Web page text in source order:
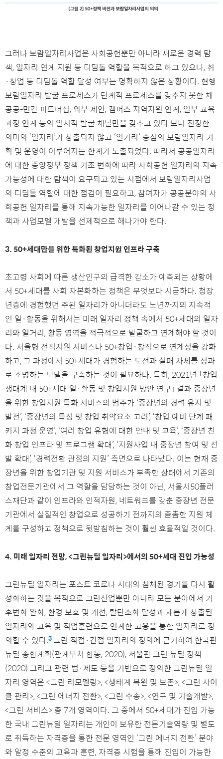
그러나 보람일자리사업은 사회공헌뿐만 아니라 새로운 경력 탐
색, 일자리 연계 지원 등 디딤돌 역할을 목적으로 하고 있으나, 취
·창업 등 디딤돌 역할 달성 여부는 명확하지 않은 상황이다. 현행
보람일자리 발굴 프로세스가 단계적 프로세스를 갖추지 못한 채
공공-민간 파트너십, 외부 제안, 캠퍼스 지역자원 연계, 일부 교육
과정 연계 등의 일시적 발굴 채널만을 갖추고 있다 보니 진정한
의미의 ‘일자리’가 창출되지 않고 ‘일거리’ 중심의 보람일자리 기
획 및 운영이 이루어지는 한계가 노출되었다. 따라서 공공일자리
에 대한 중앙정부 정책 기조 변화에 따라 사회공헌 일자리의 지속
가능성에 대한 탐색이 요구되고 있는 시점에서 보람일자리사업
의 디딤돌 역할에 대한 점검이 필요하고, 참여자가 공공분야의 사
회공헌 일자리를 통해 지속가능한 일자리를 이어나갈 수 있는 정
책과 사업모델 개발을 선제적으로 해나가야 한다.
3. 50+세대만을 위한 특화된 창업지원 인프라 구축
초고령 사회에 따른 생산인구의 급격한 감소가 예측되는 상황에
서 50+세대를 사회 자본화하는 정책은 무엇보다 시급하다. 청장
년층에 경험했던 주된 일자리가 아니더라도 노년까지의 지속적
인 일·활동을 위해서는 미래 일자리 정책 속에서 50+세대의 일자
리와 일거리, 활동 영역을 적극적으로 발굴하고 연계해야 할 것이
다. 서울형 전직지원 서비스나 50+창업·창직으로 연계성을 강화
하고, 그 과정에서 50+세대가 경험하는 도전과 실패 자체를 성과
로 조명하는 모델을 구축하는 것이 필요하다. 특히, 2021년 「창업
생태계 내 50+세대 일·활동 및 창업지원 방안 연구」 결과 중장년
을 위한 창업지원 특화 서비스의 범주가 ‘중장년의 경력 유지 및
발전’, ‘중장년의 특성 및 창업 취약요소 고려’, ‘창업 예비 단계 패
키지 과정 운영’, ‘여러 창업 유형에 대한 안내 및 교육’, ‘중장년 친
화 창업 인프라 및 프로그램 확대’, ‘지원사업 내 중장년 참여 및 선
발 확대’, ‘경력전환 관점의 지원’ 측면으로 나타났다. 이는 현재 중
장년을 위한 창업기관 및 지원 서비스가 부족한 상태에서 기존의
창업전문기관에서 그 역할을 담당하는 것이 아닌, 서울시50플러
스재단과 같이 인프라와 인적자원, 네트워크를 갖춘 중장년 전문
기관에서 실질적인 창업으로 성공하기 전까지의 촘촘한 지원 체
계를 구성하고 정책으로 뒷받침하는 것이 훨씬 효율적일 것이다.
4. 미래 일자리 전망, <그린뉴딜 일자리>에서의 50+세대 진입 가능성
그린뉴딜 일자리는 포스트 코로나 시대의 침체된 경기를 다시 활
성화하는 것을 목적으로 그린산업뿐만 아니라 모든 분야에서 기
후변화 완화, 환경 보호 및 개선, 탈탄소화 달성과 새롭게 창출된
일자리와 교육 및 직업훈련으로 연계한 고용을 통한 일자리로 정
의할 수 있다.3그린 직접·간접 일자리의 정의에 근거하여 한국판
뉴딜 종합계획(관계부처 합동, 2020), 서울판 그린 뉴딜 정책
(2020) 그리고 관련 법·제도 등을 기반으로 정의한 그린뉴딜 일
자리 영역은 <그린 리모델링>, <생태계 복원 및 보존>, <그린 사이
클 관리>, <그린 에너지 전환>, <그린 수송>, <연구 및 기술개발>,
<그린 서비스> 총 7개 영역이다. 그 중에서 50+세대가 진입 가능
한 국내 그린뉴딜 일자리는 개인이 보유한 전문기술역량 및 별도
로 취득하는 자격증을 통한 전문 영역인 ‘그린 에너지 전환’ 분야
와 알정 수준의 교육과 훈련, 자격증 시험을 통해 진입이 가능한